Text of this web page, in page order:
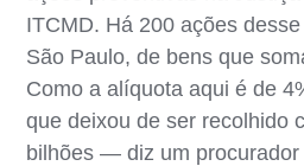
ITCMD. Há 200 ações
São Paulo, de bens que
Como a alíquota aqui é de
que deixou de ser recolhido
bilhões — diz um procurador